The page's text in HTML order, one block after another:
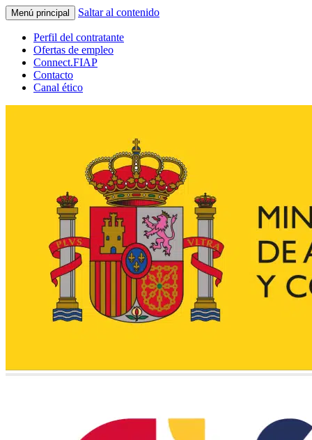
Menú principal Saltar al contenido
Perfil del contratante
Ofertas de empleo
Connect.FIAP
Contacto
Canal ético